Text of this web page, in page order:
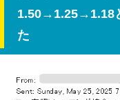
1.50→1.25→1.18
た